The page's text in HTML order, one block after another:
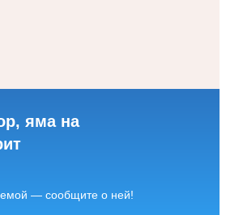
яма на
— сообщите о ней!